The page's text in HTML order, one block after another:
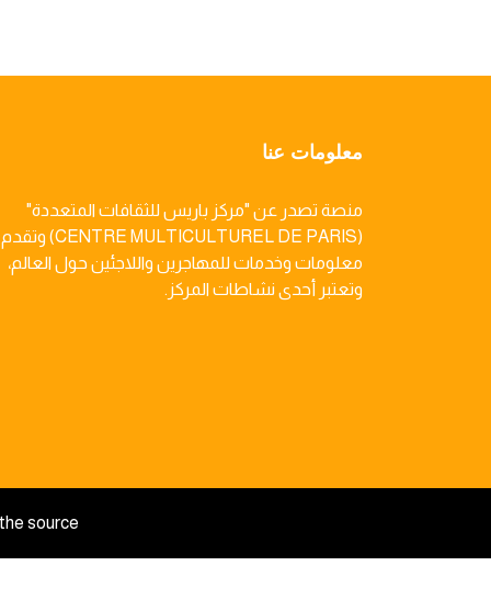
معلومات عنا
منصة تصدر عن "مركز باريس للثقافات المتعددة"
(CENTRE MULTICULTUREL DE PARIS) وتقدم
معلومات وخدمات للمهاجرين واللاجئين حول العالم،
وتعتبر أحدى نشاطات المركز.
source.